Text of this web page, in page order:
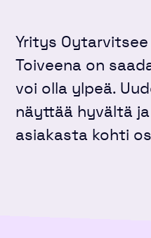
Yritys
Toiveena on
voi olla ylpeä.
näyttää hyvältä
asiakasta kohti